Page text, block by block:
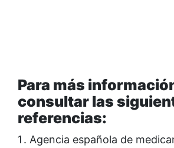
Para más
consultar las
referencias:
Agencia española de